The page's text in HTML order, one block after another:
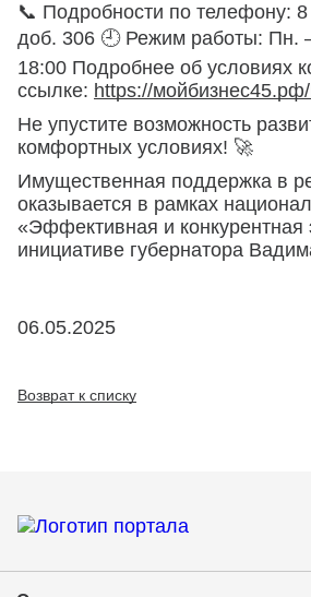
📞 Подробности по телефону:
доб. 306 🕘 Режим работы: Пн.
18:00 Подробнее об условиях
ссылке: https://
Не упустите возможность
комфортных условиях! 🚀
Имущественная поддержка в
оказывается в рамках
«Эффективная и конкурентная
инициативе губернатора
06.05.2025
Возврат к списку